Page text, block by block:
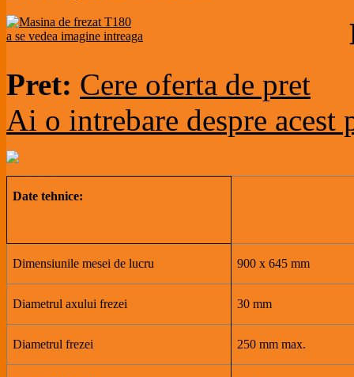
a se vedea imagine intreaga
Pret: Cere oferta de pret
Ai o intrebare despre acest
Date tehnice:
Dimensiunile mesei de lucru 900 x 645 mm
Diametrul axului frezei 30 mm
Diametrul frezei 250 mm max.